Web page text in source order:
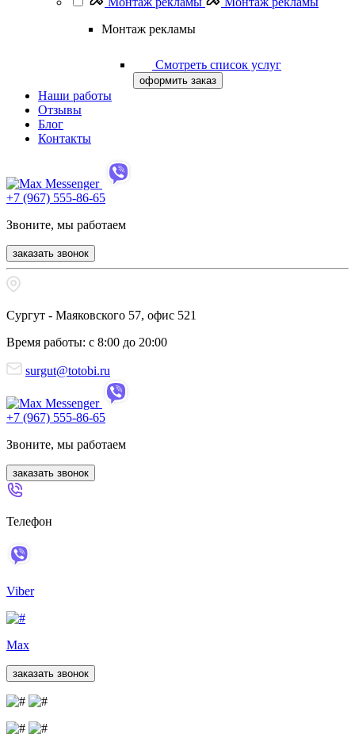
Монтаж рекламы
Смотреть список услуг
оформить заказ
Наши работы
Отзывы
Блог
Контакты
+7 (967) 555-86-65
Звоните, мы работаем
заказать звонок
Сургут - Маяковского 57, офис 521
Время работы: с 8:00 до 20:00
surgut@totobi.ru
+7 (967) 555-86-65
Звоните, мы работаем
заказать звонок
Телефон
Viber
Max
заказать звонок